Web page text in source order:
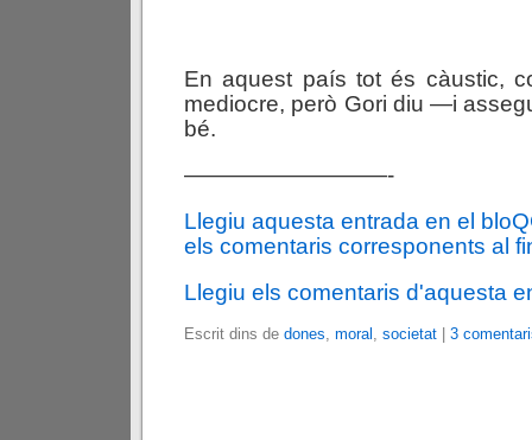
En aquest país tot és càustic,
mediocre, però Gori diu —i
bé.
—————————-
Llegiu aquesta entrada en el
els comentaris corresponents al
Llegiu els comentaris d'aquesta
Escrit dins de dones, moral , societat 3